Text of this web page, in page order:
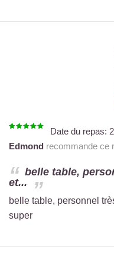
Date du repas:
Edmond recommande ce
belle table,
et...
belle table, personnel
super